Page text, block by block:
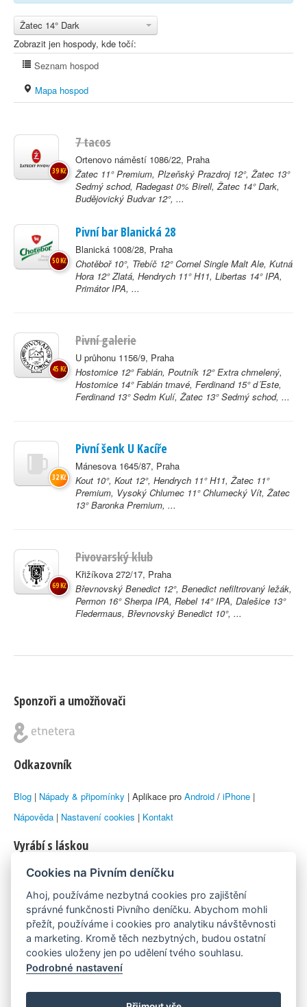
Žatec 14° Dark
Zobrazit jen hospody, kde točí:
Seznam hospod
Mapa hospod
7 tacos
Ortenovo náměstí 1086/22, Praha
Žatec 11° Premium, Plzeňský Prazdroj 12°, Žatec 13°
Sedmý schod, Radegast 0% Birell, Žatec 14° Dark,
Budějovický Budvar 12°, ...
39 Kč
Pivní bar Blanická 28
Blanická 1008/28, Praha
Chotěboř 10°, Třebíč 12° Cornel Single Malt Ale, Kutná
Hora 12° Zlatá, Hendrych 11° H11, Libertas 14° IPA,
Primátor IPA, ...
50 Kč
Pivní galerie
U průhonu 1156/9, Praha
Hostomice 12° Fabián, Poutník 12° Extra chmelený,
Hostomice 14° Fabián tmavé, Ferdinand 15° d´Este,
Ferdinand 13° Sedm Kulí, Žatec 13° Sedmý schod, ...
45 Kč
Pivní šenk U Kacíře
Mánesova 1645/87, Praha
Kout 10°, Kout 12°, Hendrych 11° H11, Žatec 11°
Premium, Vysoký Chlumec 11° Chlumecký Vít, Žatec
13° Baronka Premium, ...
32 Kč
Pivovarský klub
Křižíkova 272/17, Praha
Břevnovský Benedict 12°, Benedict nefiltrovaný ležák,
Permon 16° Sherpa IPA, Rebel 14° IPA, Dalešice 13°
Fledermaus, Břevnovský Benedict 10°, ...
69 Kč
Sponzoři a umožňovači
Odkazovník
Blog | Nápady & připomínky | Aplikace pro Android / iPhone |
Nápověda | Nastavení cookies | Kontakt
Vyrábí s láskou
© 2010–2026 byLukáš Zemanaka Emka
Máme rádi
Pivní.info
Poznámka pod čarou
Cookies na Pivním deníčku
Ahoj, používáme nezbytná cookies pro zajištění
správné funkčnosti Pivního deníčku. Abychom mohli
přežít, používáme i cookies pro analytiku návštěvnosti
a marketing. Kromě těch nezbytných, budou ostatní
cookies uloženy jen po udělení tvého souhlasu.
Podrobné nastavení